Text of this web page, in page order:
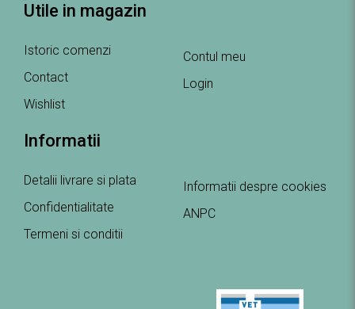
Utile in magazin
Istoric comenzi
Contact
Wishlist
Contul meu
Login
Informatii
Detalii livrare si plata
Confidentialitate
Termeni si conditii
Informatii despre cookies
ANPC